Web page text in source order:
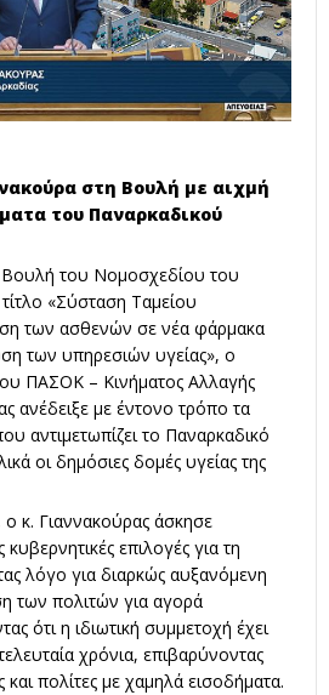
στη Βουλή με αιχμή
του Παναρκαδικού
του Nομοσχεδίου του
«Σύσταση Ταμείου
των ασθενών σε νέα φάρμακα
των υπηρεσιών υγείας», ο
ΠΑΣΟΚ – Κινήματος Αλλαγής
ανέδειξε με έντονο τρόπο τα
αντιμετωπίζει το Παναρκαδικό
οι δημόσιες δομές υγείας της
κ. Γιαννακούρας άσκησε
κυβερνητικές επιλογές για τη
λόγο για διαρκώς αυξανόμενη
των πολιτών για αγορά
ότι η ιδιωτική συμμετοχή έχει
χρόνια, επιβαρύνοντας
πολίτες με χαμηλά εισοδήματα.